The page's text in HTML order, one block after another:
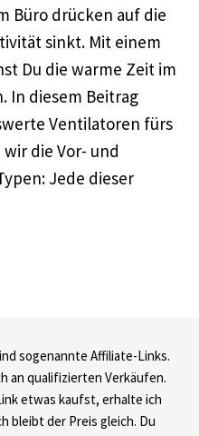
Büro drücken auf die
sinkt. Mit einem
Du die warme Zeit im
In diesem Beitrag
Ventilatoren fürs
die Vor- und
Jede dieser
sogenannte Affiliate-Links.
an qualifizierten Verkäufen.
etwas kaufst, erhalte ich
bleibt der Preis gleich. Du